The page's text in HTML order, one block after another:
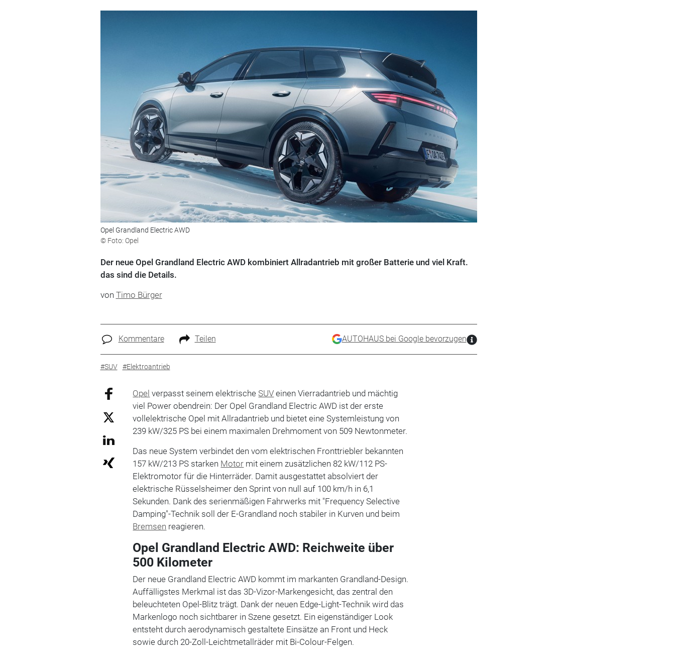
Opel Grandland Electric AWD
© Foto: Opel
Der neue Opel Grandland Electric AWD kombiniert Allradantrieb mit großer Batterie und viel Kraft.
das sind die Details.
von Timo Bürger
Kommentare Teilen AUTOHAUS bei Google bevorzugen
#SUV #Elektroantrieb
Opel verpasst seinem elektrische SUV einen Vierradantrieb und mächtig
viel Power obendrein: Der Opel Grandland Electric AWD ist der erste
vollelektrische Opel mit Allradantrieb und bietet eine Systemleistung von
239 kW/325 PS bei einem maximalen Drehmoment von 509 Newtonmeter.
Das neue System verbindet den vom elektrischen Fronttriebler bekannten
157 kW/213 PS starken Motor mit einem zusätzlichen 82 kW/112 PS-
Elektromotor für die Hinterräder. Damit ausgestattet absolviert der
elektrische Rüsselsheimer den Sprint von null auf 100 km/h in 6,1
Sekunden. Dank des serienmäßigen Fahrwerks mit "Frequency Selective
Damping"-Technik soll der E-Grandland noch stabiler in Kurven und beim
Bremsen reagieren.
Opel Grandland Electric AWD: Reichweite über
500 Kilometer
Der neue Grandland Electric AWD kommt im markanten Grandland-Design.
Auffälligstes Merkmal ist das 3D-Vizor-Markengesicht, das zentral den
beleuchteten Opel-Blitz trägt. Dank der neuen Edge-Light-Technik wird das
Markenlogo noch sichtbarer in Szene gesetzt. Ein eigenständiger Look
entsteht durch aerodynamisch gestaltete Einsätze an Front und Heck
sowie durch 20-Zoll-Leichtmetallräder mit Bi-Colour-Felgen.